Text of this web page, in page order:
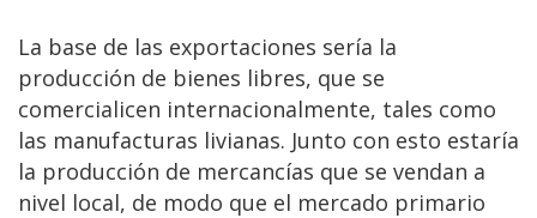
La base de las exportaciones sería la
producción de bienes libres, que se
comercialicen internacionalmente, tales como
las manufacturas livianas. Junto con esto estaría
la producción de mercancías que se vendan a
nivel local, de modo que el mercado primario